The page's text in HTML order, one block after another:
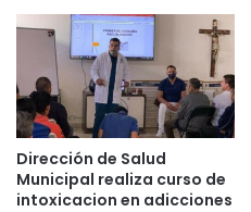
Dirección de Salud
Municipal realiza curso de
intoxicacion en adicciones